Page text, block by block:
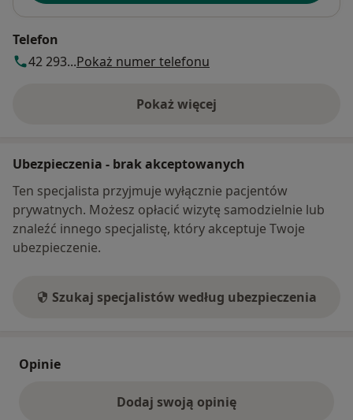
Telefon
42 293...Pokaż numer telefonu
Pokaż więcej
o adresie
Ubezpieczenia - brak akceptowanych
Ten specjalista przyjmuje wyłącznie pacjentów
prywatnych. Możesz opłacić wizytę samodzielnie lub
znaleźć innego specjalistę, który akceptuje Twoje
ubezpieczenie.
Szukaj specjalistów według ubezpieczenia
Opinie
Dodaj swoją opinię